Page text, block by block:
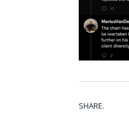
SHARE.